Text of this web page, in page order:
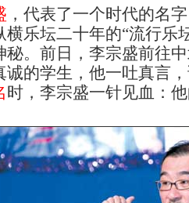
，代表了一个时代的名
横乐坛二十年的“流行乐
秘。前日，李宗盛前往
诚的学生，他一吐真言
时，李宗盛一针见血：